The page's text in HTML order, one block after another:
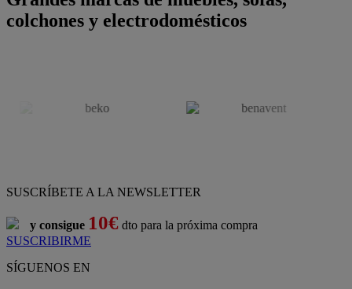
colchones y electrodomésticos
SUSCRÍBETE A LA NEWSLETTER
y consigue 10€ dto para la próxima compra
SUSCRIBIRME
SÍGUENOS EN